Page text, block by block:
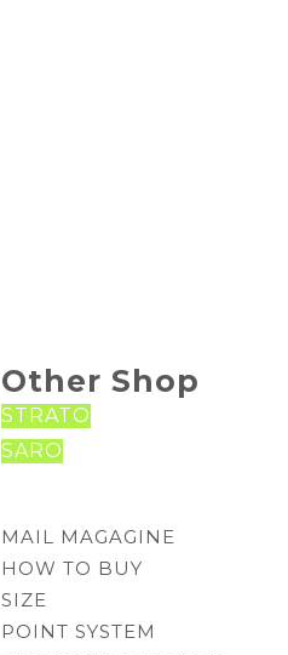
Other Shop
STRATO
SARO
MAIL MAGAGINE
HOW TO BUY
SIZE
POINT SYSTEM